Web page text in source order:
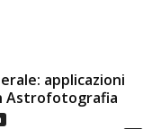
applicazioni
Astrofotografia